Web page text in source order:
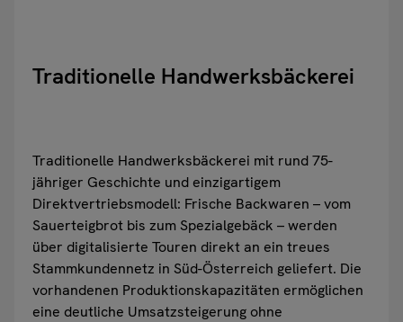
Traditionelle Handwerksbäckerei
Traditionelle Handwerksbäckerei mit rund 75-
jähriger Geschichte und einzigartigem
Direktvertriebsmodell: Frische Backwaren – vom
Sauerteigbrot bis zum Spezialgebäck – werden
über digitalisierte Touren direkt an ein treues
Stammkundennetz in Süd-Österreich geliefert. Die
vorhandenen Produktionskapazitäten ermöglichen
eine deutliche Umsatzsteigerung ohne